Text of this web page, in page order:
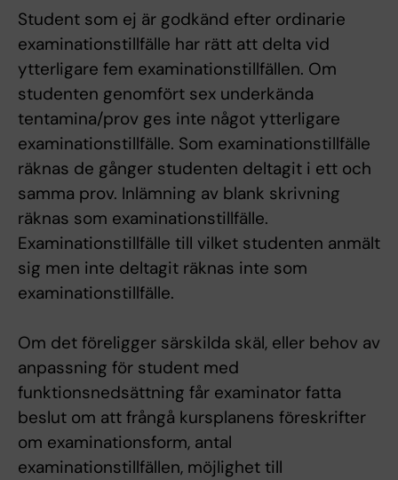
Student som ej är godkänd efter ordinarie
examinationstillfälle har rätt att delta vid
ytterligare fem examinationstillfällen. Om
studenten genomfört sex underkända
tentamina/prov ges inte något ytterligare
examinationstillfälle. Som examinationstillfälle
räknas de gånger studenten deltagit i ett och
samma prov. Inlämning av blank skrivning
räknas som examinationstillfälle.
Examinationstillfälle till vilket studenten anmält
sig men inte deltagit räknas inte som
examinationstillfälle.
Om det föreligger särskilda skäl, eller behov av
anpassning för student med
funktionsnedsättning får examinator fatta
beslut om att frångå kursplanens föreskrifter
om examinationsform, antal
examinationstillfällen, möjlighet till